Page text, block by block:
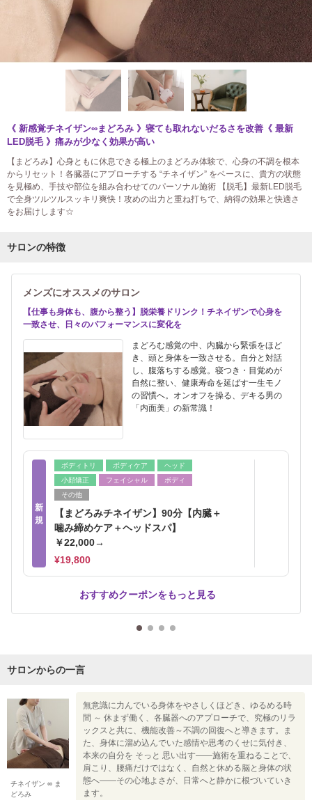
《 新感覚チネイザン∞まどろみ 》寝ても取れないだるさを改善《 最新
LED脱毛 》痛みが少なく効果が高い
【まどろみ】心身ともに休息できる極上のまどろみ体験で、心身の不調を根本
からリセット！各臓器にアプローチする “チネイザン” をベースに、貴方の状態
を見極め、手技や部位を組み合わせてのパーソナル施術 【脱毛】最新LED脱毛
で全身ツルツルスッキリ爽快！攻めの出力と重ね打ちで、納得の効果と快適さ
をお届けします☆
サロンの特徴
メンズにオススメのサロン
【仕事も身体も、腹から整う】脱栄養ドリンク！チネイザンで心身を
一致させ、日々のパフォーマンスに変化を
まどろむ感覚の中、内臓から緊張をほど
き、頭と身体を一致させる。自分と対話
し、腹落ちする感覚。寝つき・目覚めが
自然に整い、健康寿命を延ばす一生モノ
の習慣へ。オンオフを操る、デキる男の
「内面美」の新常識！
新
規
ボディトリ ボディケア
ヘッド
小顔矯正
フェイシャル
ボディ
その他
【まどろみチネイザン】90分【内臓＋
噛み締めケア＋ヘッドスパ】
￥22,000→
¥19,800
おすすめクーポンをもっと見る
サロンからの一言
チネイザン ∞ ま
どろみ
無意識に力んでいる身体をやさしくほどき、ゆるめる時
間 ～ 休まず働く、各臓器へのアプローチで、究極のリラ
ックスと共に、機能改善～不調の回復へと導きます。ま
た、身体に溜め込んでいた感情や思考のくせに気付き、
本来の自分を そっと 思い出す――施術を重ねることで、
肩こり、腰痛だけではなく、自然と休める脳と身体の状
態へ――その心地よさが、日常へと静かに根づいていき
ます。